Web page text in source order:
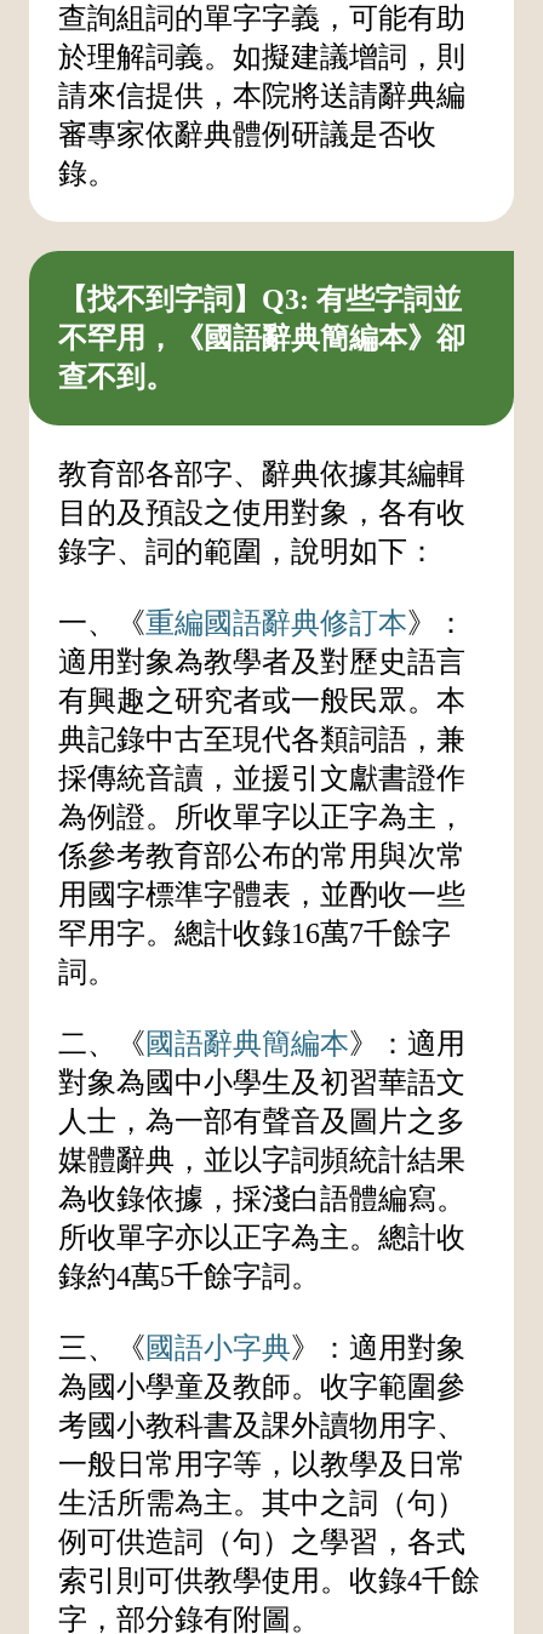
查詢組詞的單字字義，可能有助
於理解詞義。如擬建議增詞，則
請來信提供，本院將送請辭典編
審專家依辭典體例研議是否收
錄。
【找不到字詞】Q3: 有些字詞並
不罕用，《國語辭典簡編本》卻
查不到。
教育部各部字、辭典依據其編輯
目的及預設之使用對象，各有收
錄字、詞的範圍，說明如下：
一、《重編國語辭典修訂本》：
適用對象為教學者及對歷史語言
有興趣之研究者或一般民眾。本
典記錄中古至現代各類詞語，兼
採傳統音讀，並援引文獻書證作
為例證。所收單字以正字為主，
係參考教育部公布的常用與次常
用國字標準字體表，並酌收一些
罕用字。總計收錄16萬7千餘字
詞。
二、《國語辭典簡編本》：適用
對象為國中小學生及初習華語文
人士，為一部有聲音及圖片之多
媒體辭典，並以字詞頻統計結果
為收錄依據，採淺白語體編寫。
所收單字亦以正字為主。總計收
錄約4萬5千餘字詞。
三、《國語小字典》：適用對象
為國小學童及教師。收字範圍參
考國小教科書及課外讀物用字、
一般日常用字等，以教學及日常
生活所需為主。其中之詞（句）
例可供造詞（句）之學習，各式
索引則可供教學使用。收錄4千餘
字，部分錄有附圖。